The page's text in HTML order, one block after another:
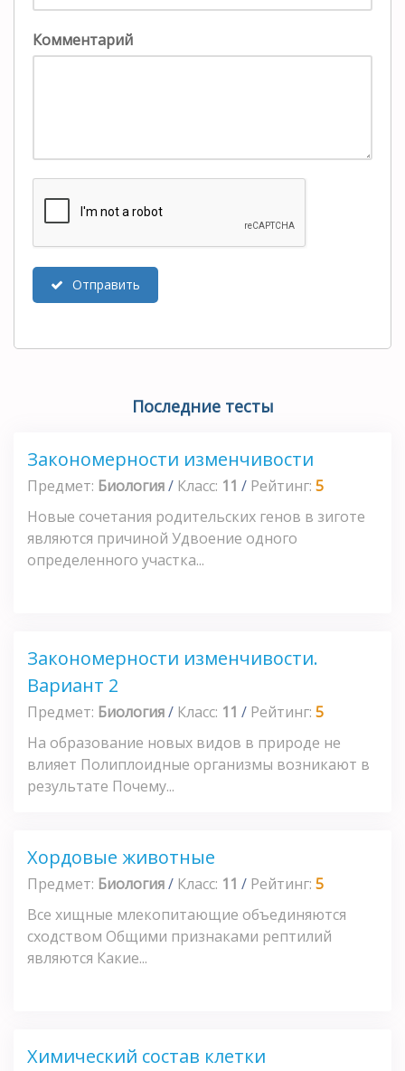
Комментарий
Отправить
Последние тесты
Закономерности изменчивости
Предмет: Биология/ Класс: 11 / Рейтинг: 5
Новые сочетания родительских генов в зиготе
являются причиной Удвоение одного
определенного участка...
Закономерности изменчивости.
Вариант 2
Предмет: Биология/ Класс: 11 / Рейтинг: 5
На образование новых видов в природе не
влияет Полиплоидные организмы возникают в
результате Почему...
Хордовые животные
Предмет: Биология/ Класс: 11 / Рейтинг: 5
Все хищные млекопитающие объединяются
сходством Общими признаками рептилий
являются Какие...
Химический состав клетки